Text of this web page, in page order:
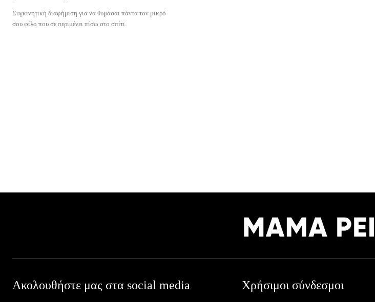
Συγκινητική διαφήμιση για να θυμάσαι πάντα τον μικρό
σου φίλο που σε περιμένει πίσω στο σπίτι.
Ακολουθήστε μας στα social media Χρήσιμοι σύνδεσμοι